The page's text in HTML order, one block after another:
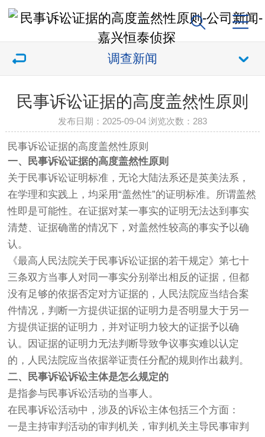
调查新闻
民事诉讼证据的高度盖然性原则
发布日期：2025-09-04 浏览次数： 283
民事诉讼证据的高度盖然性原则
一、民事诉讼证据的高度盖然性原则
关于民事诉讼证明标准，无论大陆法系还是英美法系，
在学理和实践上，均采用“盖然性”的证明标准。所谓盖然
性即是可能性。在证据对某一事实的证明无法达到事实
清楚、证据确凿的情况下，对盖然性较高的事实予以确
认。
《最高人民法院关于民事诉讼证据的若干规定》第七十
三条双方当事人对同一事实分别举出相反的证据，但都
没有足够的依据否定对方证据的，人民法院应当结合案
件情况，判断一方提供证据的证明力是否明显大于另一
方提供证据的证明力，并对证明力较大的证据予以确
认。因证据的证明力无法判断导致争议事实难以认定
的，人民法院应当依据举证责任分配的规则作出裁判。
二、民事诉讼诉讼主体是怎么规定的
是指参与民事诉讼活动的当事人。
在民事诉讼活动中，涉及的诉讼主体包括三个方面：
一是主持审判活动的审判机关，审判机关主导民事审判